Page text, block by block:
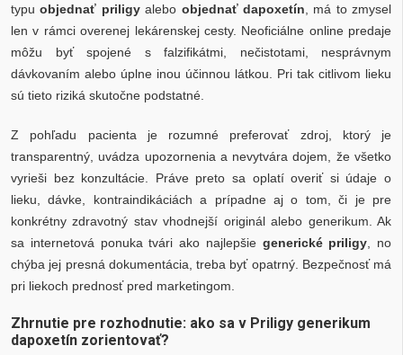
typuobjednať priligyalebo objednať dapoxetín , má to zmysel
len v rámci overenej lekárenskej cesty. Neoficiálne online predaje
môžu byť spojené s falzifikátmi, nečistotami, nesprávnym
dávkovaním alebo úplne inou účinnou látkou. Pri tak citlivom lieku
sú tieto riziká skutočne podstatné.
Z pohľadu pacienta je rozumné preferovať zdroj, ktorý je
transparentný, uvádza upozornenia a nevytvára dojem, že všetko
vyrieši bez konzultácie. Práve preto sa oplatí overiť si údaje o
lieku, dávke, kontraindikáciách a prípadne aj o tom, či je pre
konkrétny zdravotný stav vhodnejší originál alebo generikum. Ak
sa internetová ponuka tvári ako najlepšie generické priligy , no
chýba jej presná dokumentácia, treba byť opatrný. Bezpečnosť má
pri liekoch prednosť pred marketingom.
Zhrnutie pre rozhodnutie: ako sa v Priligy generikum
dapoxetín zorientovať?